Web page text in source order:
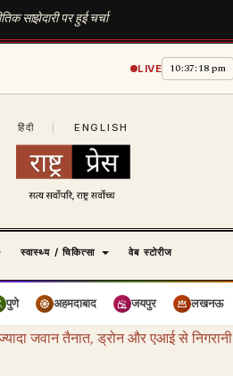
साझेदारी पर हुई चर्चा
LIVE 10:37:19 pm
हिंदी ENGLISH
स्वास्थ्य / चिकित्सा वेब स्टोरीज
पुणे अहमदाबाद जयपुर लखनऊ
जवान तैनात, ड्रोन और एआई से निगरानी